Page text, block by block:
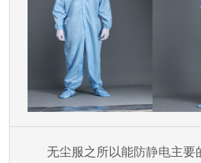
无尘服之所以能防静电主要